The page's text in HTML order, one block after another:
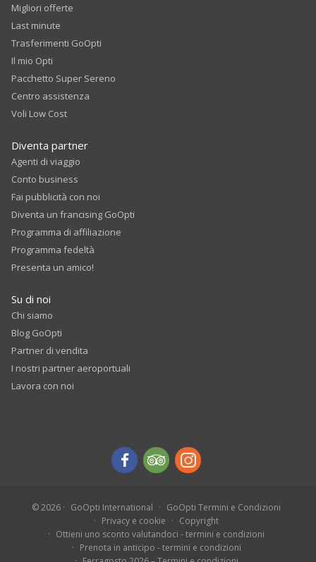
Migliori offerte
Last minute
Trasferimenti GoOpti
Il mio Opti
Pacchetto Super Sereno
Centro assistenza
Voli Low Cost
Diventa partner
Agenti di viaggio
Conto business
Fai pubblicità con noi
Diventa un francising GoOpti
Programma di affiliazione
Programma fedeltà
Presenta un amico!
Su di noi
Chi siamo
Blog GoOpti
Partner di vendita
I nostri partner aeroportuali
Lavora con noi
© 2026 GoOpti International
GoOpti Termini e Condizioni
Privacy e cookie
Copyright
Ottieni uno sconto valutandoci - termini e condizioni
Prenota in anticipo - termini e condizioni